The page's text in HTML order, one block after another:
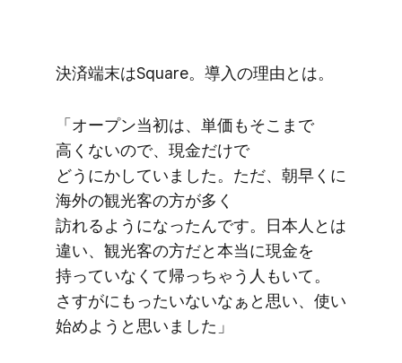
決済端末は​Square。​導入の​理由とは。
「オープン当初は、​単価も​そこまで​
高くないので、​現金だけで​
どうにかしていました。​ただ、​朝早くに​
海外の​観光客の​方が​多く​
訪れるようになったんです。​日本人とは​
違い、​観光客の​方だと​本当に​現金を​
持っていなくて​帰っちゃう​人も​いて。​
さすがにもったいないなぁと​思い、​使い​
始めようと​思いました」